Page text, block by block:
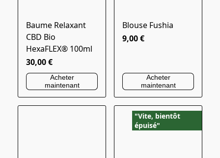
Baume Relaxant
CBD Bio
HexaFLEX® 100ml
30,00 €
Acheter
maintenant
Blouse Fushia
9,00 €
Acheter
maintenant
"Vite, bientôt
épuisé"